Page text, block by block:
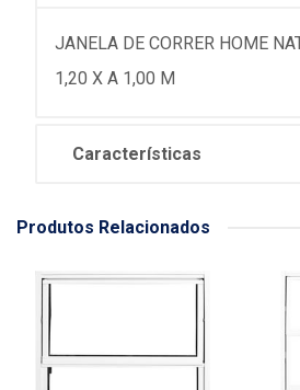
JANELA DE CORRER HOME
1,20 X A 1,00 M
Características
Produtos Relacionados